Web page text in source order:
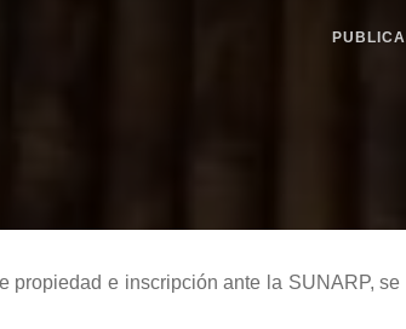
propiedad e inscripción ante la SUNARP,